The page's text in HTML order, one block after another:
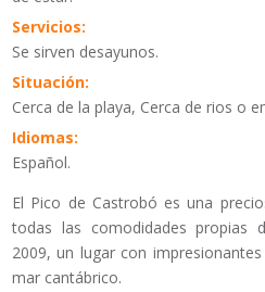
Servicios:
Se sirven desayunos.
Situación:
Cerca de la playa, Cerca de rios o
Idiomas:
Español.
El Pico de Castrobó es una
todas las comodidades propias
2009, un lugar con
mar cantábrico.